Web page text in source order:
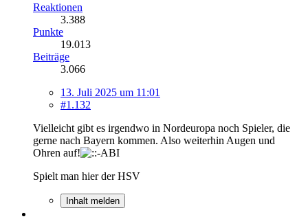
Reaktionen
3.388
Punkte
19.013
Beiträge
3.066
13. Juli 2025 um 11:01
#1.132
Vielleicht gibt es irgendwo in Nordeuropa noch Spieler, die
gerne nach Bayern kommen. Also weiterhin Augen und
Ohren auf!
Spielt man hier der HSV
Inhalt melden